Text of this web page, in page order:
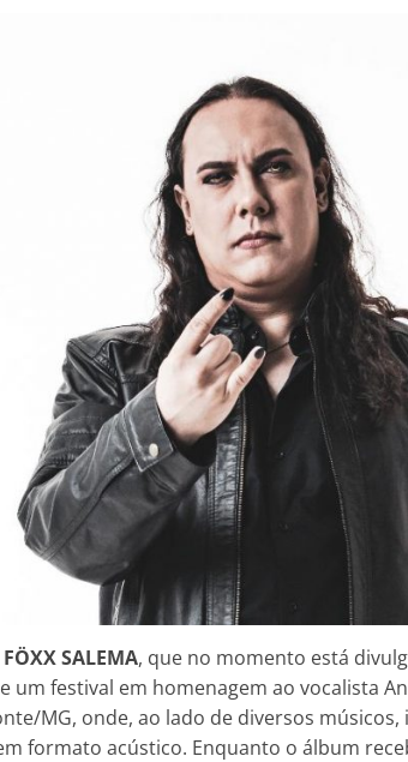
FÖXX SALEMA, que no momento está
um festival em homenagem ao vocalista
MG, onde, ao lado de diversos
formato acústico. Enquanto o álbum